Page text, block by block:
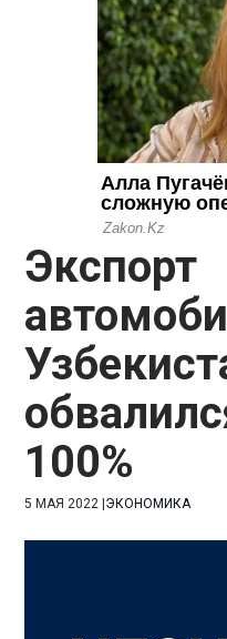
Экспорт
100%
5 МАЯ 2022 |ЭКОНОМИКА